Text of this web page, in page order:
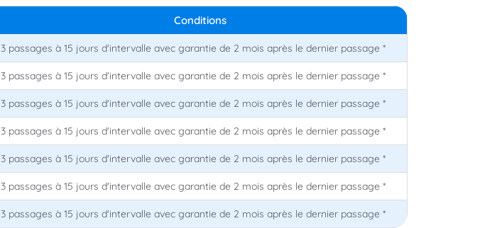
Conditions
3 passages à 15 jours d'intervalle avec garantie de 2 mois après le dernier passage *
3 passages à 15 jours d'intervalle avec garantie de 2 mois après le dernier passage *
3 passages à 15 jours d'intervalle avec garantie de 2 mois après le dernier passage *
3 passages à 15 jours d'intervalle avec garantie de 2 mois après le dernier passage *
3 passages à 15 jours d'intervalle avec garantie de 2 mois après le dernier passage *
3 passages à 15 jours d'intervalle avec garantie de 2 mois après le dernier passage *
3 passages à 15 jours d'intervalle avec garantie de 2 mois après le dernier passage *